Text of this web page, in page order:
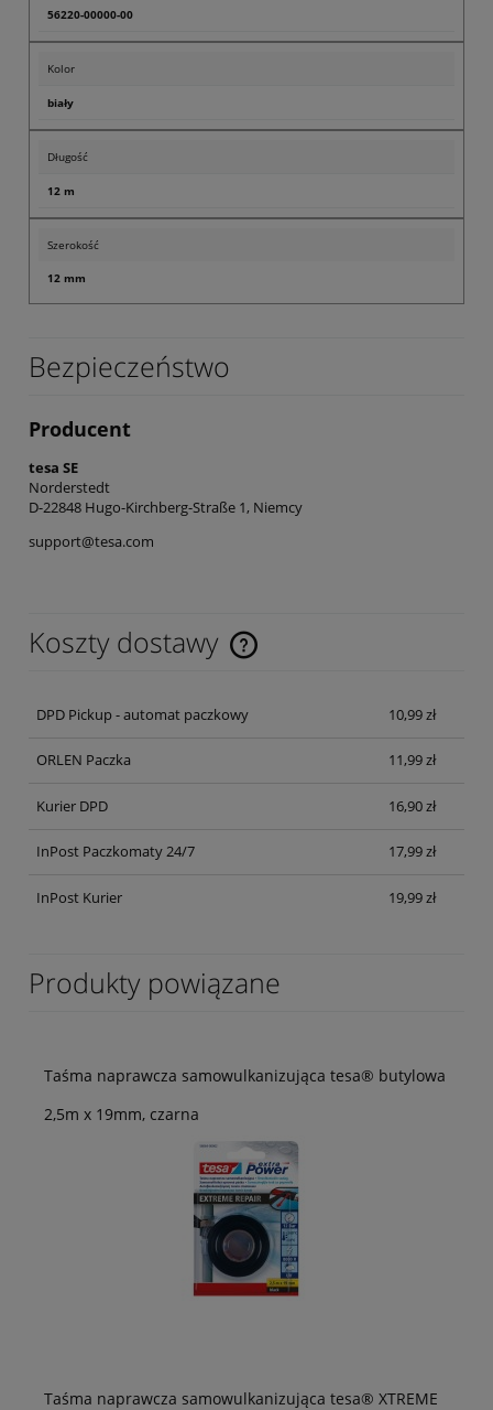
56220-00000-00
Kolor
biały
Długość
12 m
Szerokość
12 mm
Bezpieczeństwo
Producent
tesa SE
Norderstedt
D-22848 Hugo-Kirchberg-Straße 1, Niemcy
support@tesa.com
Koszty dostawy
Cena nie zawiera ewentualnych kosztów płatności
DPD Pickup - automat paczkowy 10,99 zł
ORLEN Paczka 11,99 zł
Kurier DPD 16,90 zł
InPost Paczkomaty 24/7 17,99 zł
InPost Kurier 19,99 zł
Produkty powiązane
Taśma naprawcza samowulkanizująca tesa® butylowa
2,5m x 19mm, czarna
Taśma naprawcza samowulkanizująca tesa® XTREME